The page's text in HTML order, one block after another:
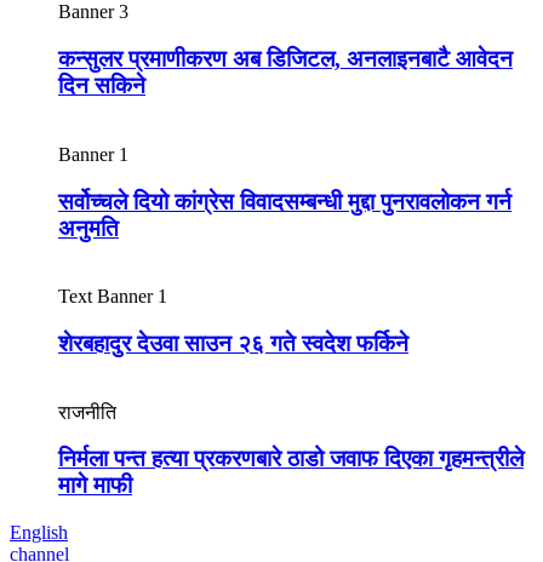
Banner 3
कन्सुलर प्रमाणीकरण अब डिजिटल, अनलाइनबाटै आवेदन
दिन सकिने
Banner 1
सर्वोच्चले दियो कांग्रेस विवादसम्बन्धी मुद्दा पुनरावलोकन गर्न
अनुमति
Text Banner 1
शेरबहादुर देउवा साउन २६ गते स्वदेश फर्किने
राजनीति
निर्मला पन्त हत्या प्रकरणबारे ठाडो जवाफ दिएका गृहमन्त्रीले
मागे माफी
English
channel